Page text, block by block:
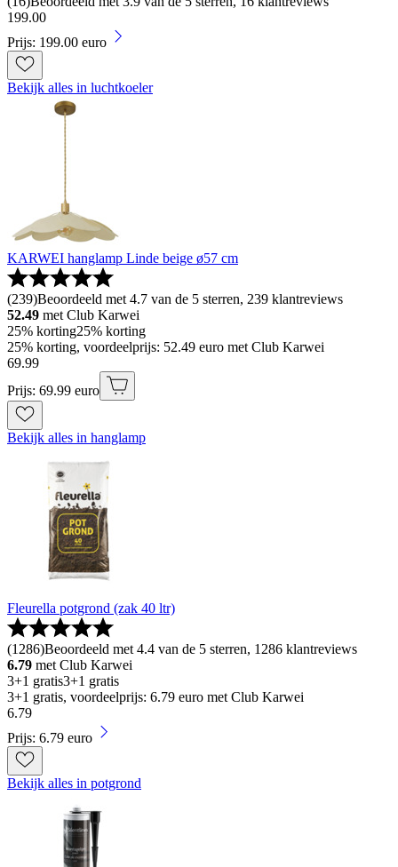
199.00
Prijs: 199.00 euro
Bekijk alles in luchtkoeler
KARWEI hanglamp Linde beige ø57 cm
(239)Beoordeeld met 4.7 van de 5 sterren, 239 klantreviews
52.49 met Club Karwei
25% korting25% korting
25% korting, voordeelprijs: 52.49 euro met Club Karwei
69.99
Prijs: 69.99 euro
Bekijk alles in hanglamp
Fleurella potgrond (zak 40 ltr)
(1286)Beoordeeld met 4.4 van de 5 sterren, 1286 klantreviews
6.79 met Club Karwei
3+1 gratis3+1 gratis
3+1 gratis, voordeelprijs: 6.79 euro met Club Karwei
6.79
Prijs: 6.79 euro
Bekijk alles in potgrond